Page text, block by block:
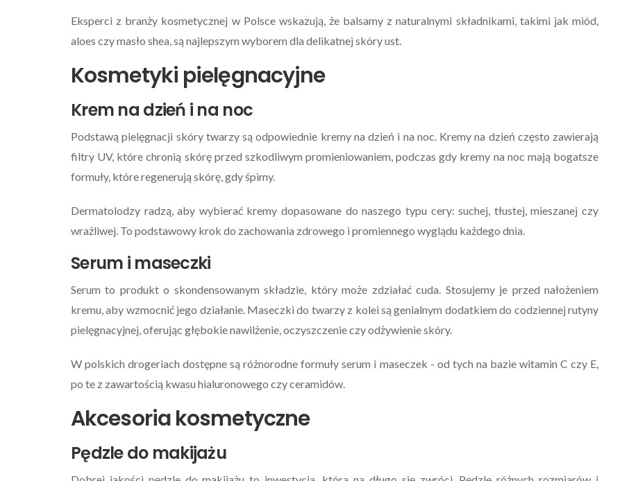
Eksperci z branży kosmetycznej w Polsce wskazują, że balsamy z naturalnymi składnikami, takimi jak miód,
aloes czy masło shea, są najlepszym wyborem dla delikatnej skóry ust.
Kosmetyki pielęgnacyjne
Krem na dzień i na noc
Podstawą pielęgnacji skóry twarzy są odpowiednie kremy na dzień i na noc. Kremy na dzień często zawierają
filtry UV, które chronią skórę przed szkodliwym promieniowaniem, podczas gdy kremy na noc mają bogatsze
formuły, które regenerują skórę, gdy śpimy.
Dermatolodzy radzą, aby wybierać kremy dopasowane do naszego typu cery: suchej, tłustej, mieszanej czy
wrażliwej. To podstawowy krok do zachowania zdrowego i promiennego wyglądu każdego dnia.
Serum i maseczki
Serum to produkt o skondensowanym składzie, który może zdziałać cuda. Stosujemy je przed nałożeniem
kremu, aby wzmocnić jego działanie. Maseczki do twarzy z kolei są genialnym dodatkiem do codziennej rutyny
pielęgnacyjnej, oferując głębokie nawilżenie, oczyszczenie czy odżywienie skóry.
W polskich drogeriach dostępne są różnorodne formuły serum i maseczek - od tych na bazie witamin C czy E,
po te z zawartością kwasu hialuronowego czy ceramidów.
Akcesoria kosmetyczne
Pędzle do makijażu